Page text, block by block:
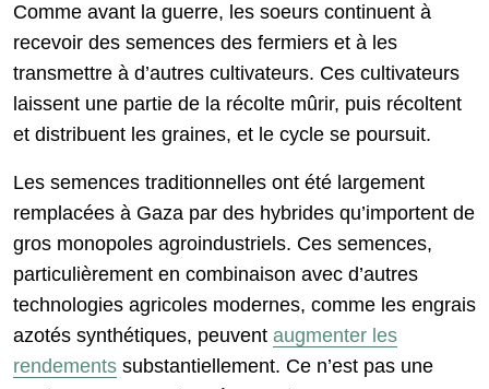
Comme avant la guerre, les soeurs continuent à
recevoir des semences des fermiers et à les
transmettre à d’autres cultivateurs. Ces cultivateurs
laissent une partie de la récolte mûrir, puis récoltent
et distribuent les graines, et le cycle se poursuit.
Les semences traditionnelles ont été largement
remplacées à Gaza par des hybrides qu’importent de
gros monopoles agroindustriels. Ces semences,
particulièrement en combinaison avec d’autres
technologies agricoles modernes, comme les engrais
azotés synthétiques, peuvent augmenter les
rendements substantiellement. Ce n’est pas une